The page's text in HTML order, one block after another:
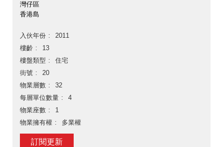
灣仔區
香港島
入伙年份
2011
樓齡
13
樓盤類型
住宅
街號
20
物業層數
32
每層單位數量
4
物業座數
1
物業擁有權
多業權
訂閱更新